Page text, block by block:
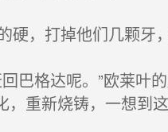
，打掉他们几颗牙
巴格达呢。”欧莱叶
重新烧铸，一想到